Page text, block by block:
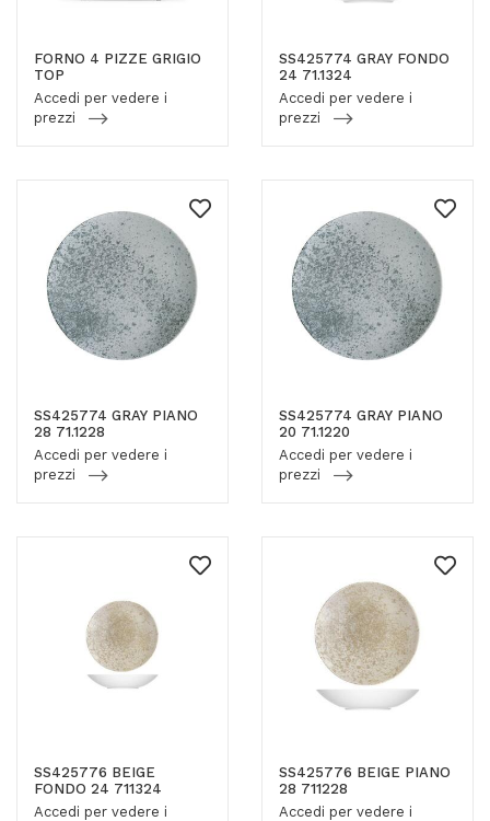
FORNO 4 PIZZE GRIGIO
TOP
Accedi per vedere i
prezzi
SS425774 GRAY FONDO
24 71.1324
Accedi per vedere i
prezzi
SS425774 GRAY PIANO
28 71.1228
Accedi per vedere i
prezzi
SS425774 GRAY PIANO
20 71.1220
Accedi per vedere i
prezzi
SS425776 BEIGE
FONDO 24 711324
Accedi per vedere i
SS425776 BEIGE PIANO
28 711228
Accedi per vedere i